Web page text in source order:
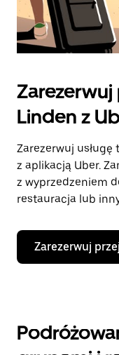
Linden z
Zarezerwuj
z aplikacją Uber.
z wyprzedzeniem
restauracja lub
Zarezerwuj